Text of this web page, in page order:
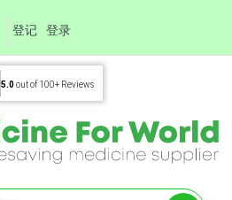
登记 登录
5.0out of 100+ Reviews